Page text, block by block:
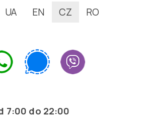
UA EN CZ RO
7:00 do 22:00